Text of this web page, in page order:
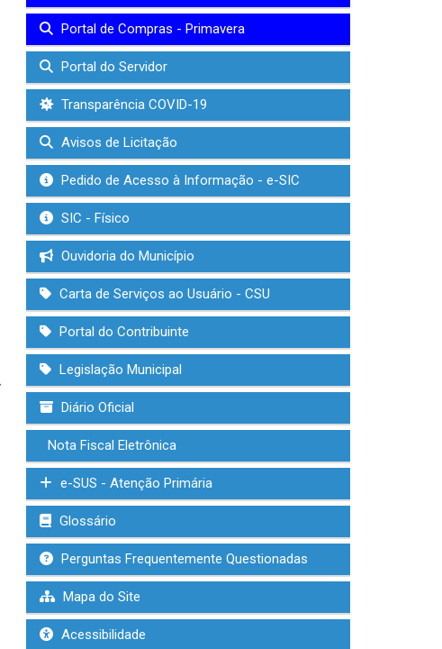
Portal de Compras - Primavera
Portal do Servidor
Transparência COVID-19
Avisos de Licitação
Pedido de Acesso à Informação - e-SIC
SIC - Físico
Ouvidoria do Município
Carta de Serviços ao Usuário - CSU
Portal do Contribuinte
Legislação Municipal
Diário Oficial
Nota Fiscal Eletrônica
e-SUS - Atenção Primária
Glossário
Perguntas Frequentemente Questionadas
Mapa do Site
Acessibilidade